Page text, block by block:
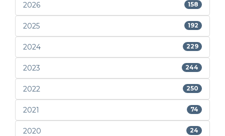
2026 158
2025 192
2024 229
2023 244
2022 250
2021 74
2020 24